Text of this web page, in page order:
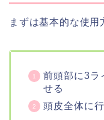
まずは基本的な使用
前頭部に3ラ
せる
頭皮全体に